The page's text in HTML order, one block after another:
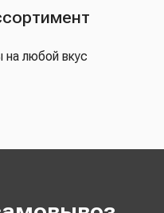
любой вкус